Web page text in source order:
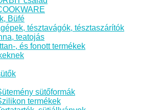
Büfé
tésztavágók, tésztaszárítók
teatojás
, és fonott termékek
sütőformák
termékek